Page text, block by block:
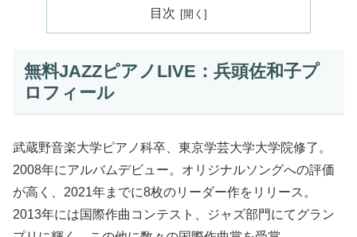
目次
無料JAZZピアノLIVE：兵頭佐和子プ
ロフィール
武蔵野音楽大学ピアノ科卒、東京学芸大学大学院修了。
2008年にアルバムデビュー。オリジナルソングへの評価
が高く、2021年までに8枚のリーダー作をリリース。
2013年には国際作曲コンテスト、ジャズ部門にてグラン